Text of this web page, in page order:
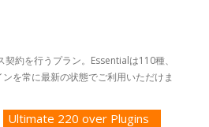
約を行うプラン。Essentialは110種、
を常に最新の状態でご利用いただけま
Ultimate 220 over Plugins